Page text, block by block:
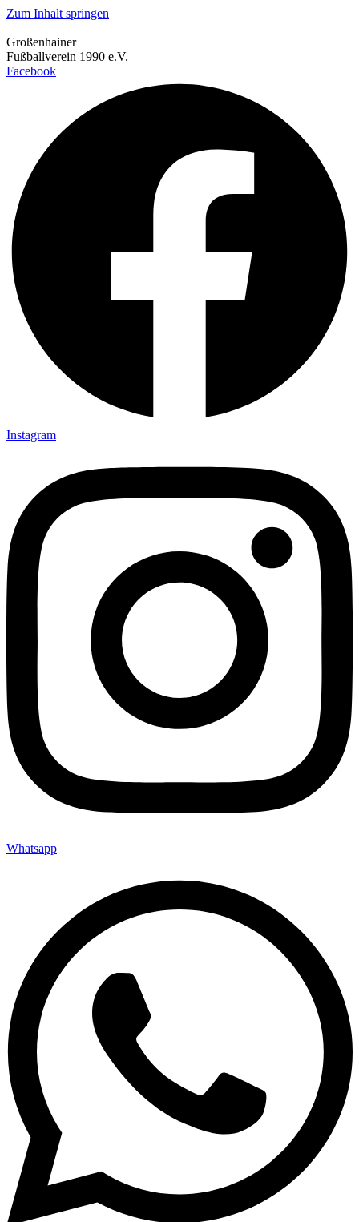
Zum Inhalt springen
Großenhainer
Fußballverein 1990 e.V.
Facebook
Instagram
Whatsapp